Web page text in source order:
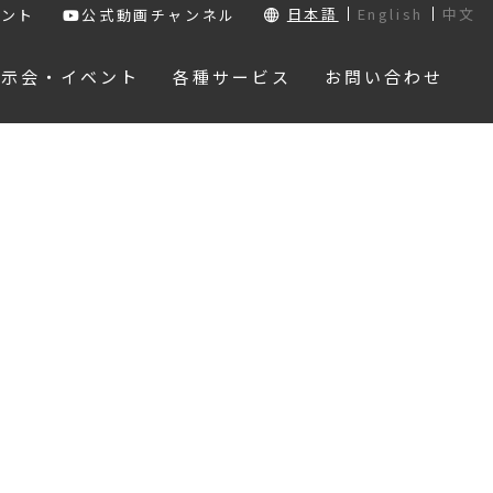
ト 公式動画チャンネル 日本語 English 中文
会・イベント 各種サービス お問い合わせ